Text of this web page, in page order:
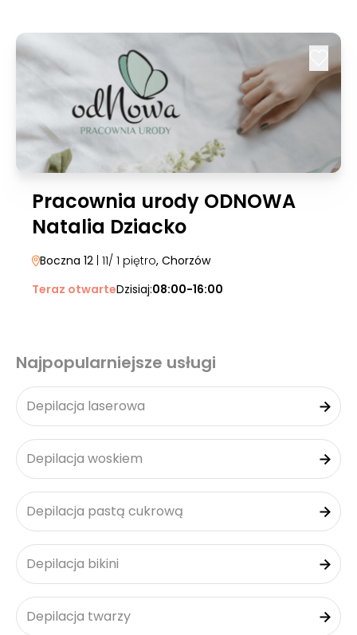
Pracownia urody ODNOWA
Natalia Dziacko
Boczna 12 | 11/ 1 piętro, Chorzów
Teraz otwarteDzisiaj:08:00-16:00
Najpopularniejsze usługi
Depilacja laserowa
Depilacja woskiem
Depilacja pastą cukrową
Depilacja bikini
Depilacja twarzy